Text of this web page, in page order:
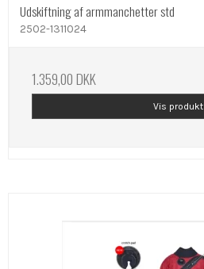
Udskiftning af armmanchetter std
2502-1311024
1.359,00 DKK
Vis produkt